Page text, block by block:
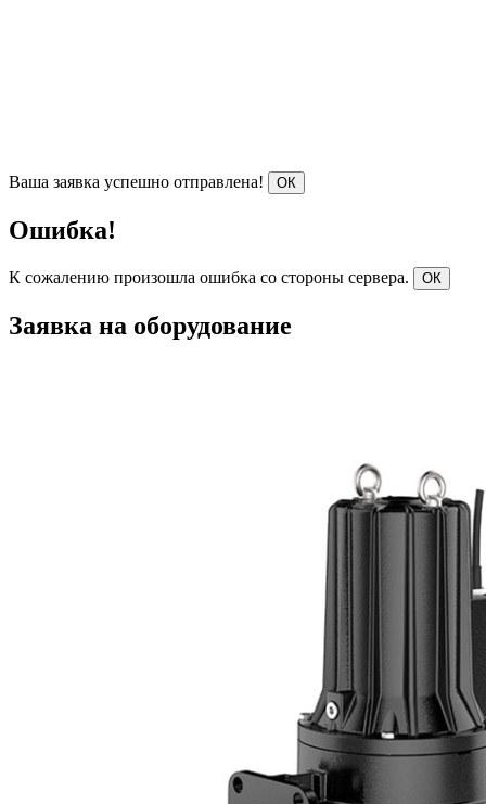
Ваша заявка успешно отправлена! ОК
Ошибка!
К сожалению произошла ошибка со стороны сервера. ОК
Заявка на оборудование